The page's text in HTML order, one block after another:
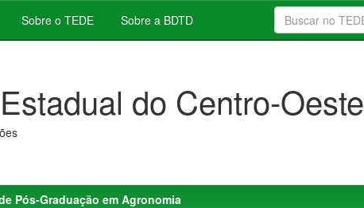
Sobre o TEDE Sobre a BDTD
do Centro-Oeste
Pós-Graduação em Agronomia